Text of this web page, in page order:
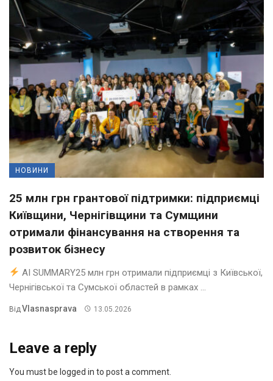
НОВИНИ
25 млн грн грантової підтримки: підприємці
Київщини, Чернігівщини та Сумщини
отримали фінансування на створення та
розвиток бізнесу
AI SUMMARY25 млн грн отримали підприємці з Київської,
Чернігівської та Сумської областей в рамках ...
Від Vlasnasprava 13.05.2026
Leave a reply
You must be logged in to post a comment.